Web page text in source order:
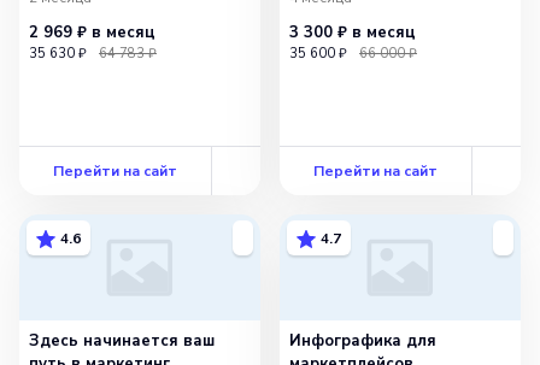
которые ценят свое время и деньги.
2 969 ₽ в месяц
35 630 ₽ 64 783 ₽
Перейти на сайт
3 300 ₽ в месяц
35 600 ₽ 66 000 ₽
Перейти на сайт
4.6
Здесь начинается ваш
4.7
Инфографика для